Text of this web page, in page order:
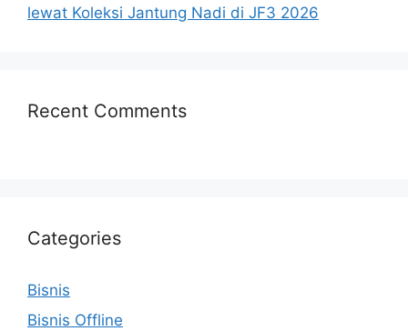
lewat Koleksi Jantung Nadi di JF3 2026
Recent Comments
Categories
Bisnis
Bisnis Offline